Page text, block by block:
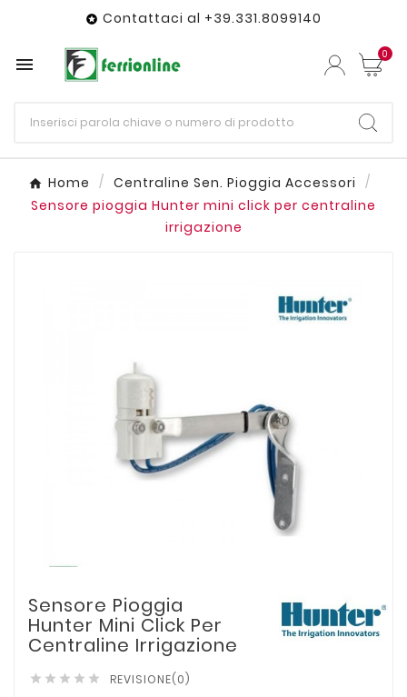
 Contattaci al +39.331.8099140
 0
Home
Centraline Sen. Pioggia Accessori
Sensore pioggia Hunter mini click per centraline
irrigazione
Sensore Pioggia
Hunter Mini Click Per
Centraline Irrigazione
     REVISIONE(0)